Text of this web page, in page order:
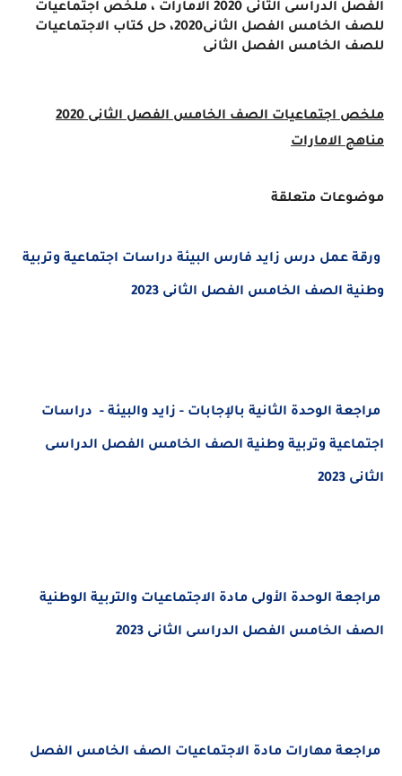
الفصل الدراسى الثانى 2020 الامارات ، ملخص اجتماعيات
للصف الخامس الفصل الثانى2020، حل كتاب الاجتماعيات
للصف الخامس الفصل الثانى
ملخص اجتماعيات الصف الخامس الفصل الثانى 2020
مناهج الامارات
موضوعات متعلقة
ورقة عمل درس زايد فارس البيئة دراسات اجتماعية وتربية
وطنية الصف الخامس الفصل الثانى 2023
مراجعة الوحدة الثانية بالإجابات - زايد والبيئة - دراسات
اجتماعية وتربية وطنية الصف الخامس الفصل الدراسى
الثانى 2023
مراجعة الوحدة الأولى مادة الاجتماعيات والتربية الوطنية
الصف الخامس الفصل الدراسى الثانى 2023
مراجعة مهارات مادة الاجتماعيات الصف الخامس الفصل